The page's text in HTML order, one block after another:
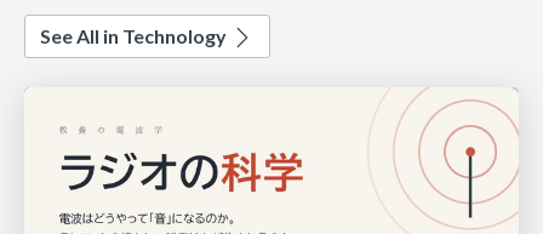
See All in Technology